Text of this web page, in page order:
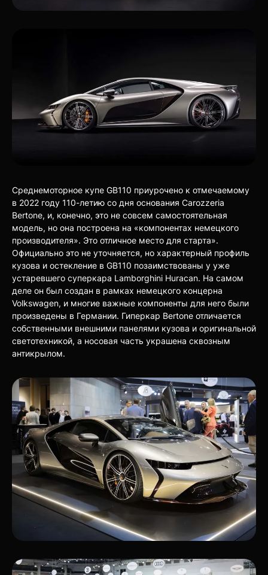
Среднемоторное купе GB110 приурочено к отмечаемому
в 2022 году 110-летию со дня основания Carozzeria
Bertone, и, конечно, это не совсем самостоятельная
модель, но она построена на «компонентах немецкого
производителя». Это отличное место для старта».
Официально это не уточняется, но характерный профиль
кузова и остекление в GB110 позаимствованы у уже
устаревшего суперкара Lamborghini Huracan. На самом
деле он был создан в рамках немецкого концерна
Volkswagen, и многие важные компоненты для него были
произведены в Германии. Гиперкар Bertone отличается
собственными внешними панелями кузова и оригинальной
светотехникой, а носовая часть украшена сквозным
антикрылом.